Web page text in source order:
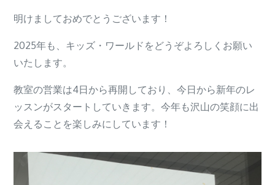
明けましておめでとうございます！
2025年も、キッズ・ワールドをどうぞよろしくお願い
いたします。
教室の営業は4日から再開しており、今日から新年のレ
ッスンがスタートしていきます。今年も沢山の笑顔に出
会えることを楽しみにしています！